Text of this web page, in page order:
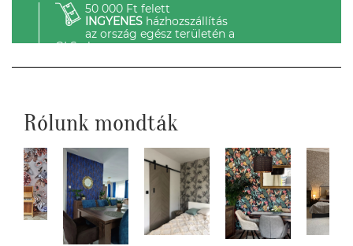
50 000 Ft felett
INGYENESházhozszállítás
az ország egész területén a
GLS-el.
Rólunk mondták